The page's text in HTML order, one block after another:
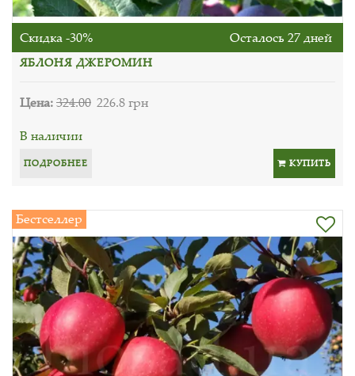
Скидка -30% Осталось 27 дней
ЯБЛОНЯ ДЖЕРОМИН
Цена:324.00 226.8 грн
В наличии
ПОДРОБНЕЕ КУПИТЬ
Бестселлер